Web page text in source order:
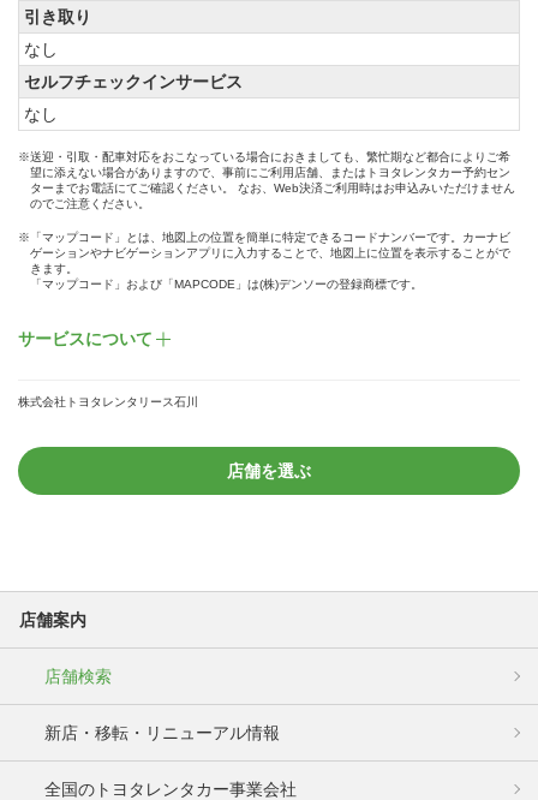
引き取り
なし
セルフチェックインサービス
なし
※送迎・引取・配車対応をおこなっている場合におきましても、繁忙期など都合によりご希
望に添えない場合がありますので、事前にご利用店舗、またはトヨタレンタカー予約セン
ターまでお電話にてご確認ください。 なお、Web決済ご利用時はお申込みいただけません
のでご注意ください。
※「マップコード」とは、地図上の位置を簡単に特定できるコードナンバーです。カーナビ
ゲーションやナビゲーションアプリに入力することで、地図上に位置を表示することがで
きます。
「マップコード」および「MAPCODE」は(株)デンソーの登録商標です。
サービスについて
株式会社トヨタレンタリース石川
店舗を選ぶ
店舗案内
店舗検索
新店・移転・リニューアル情報
全国のトヨタレンタカー事業会社